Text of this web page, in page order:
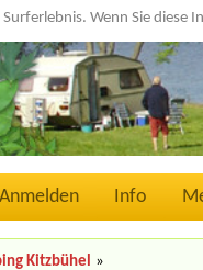
Surferlebnis. Wenn Sie
Anmelden Info
Kitzbühel »